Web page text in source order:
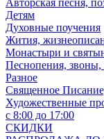
Авторская песня,
Детям
Духовные поучения
Жития,
Монастыри и
Песнопения,
Разное
Священное
Художественные
с 8:00 до 17:00
СКИДКИ